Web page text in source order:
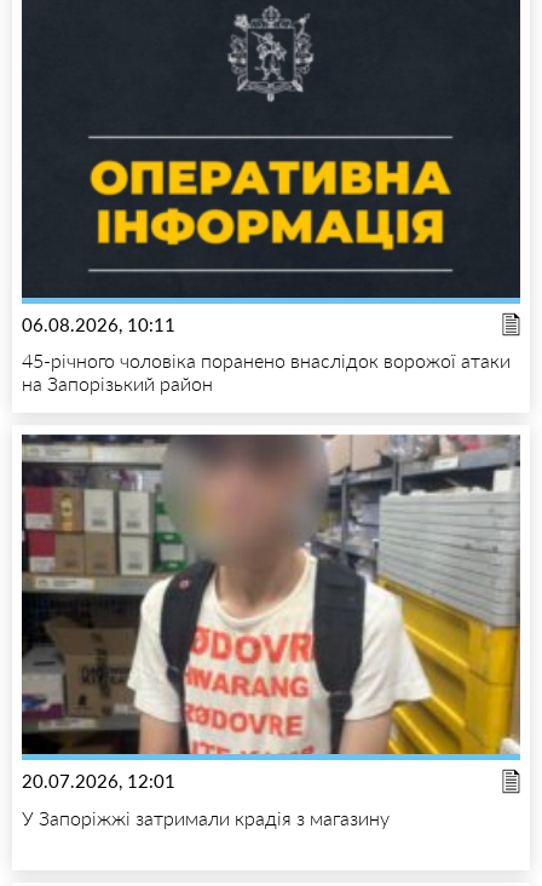
06.08.2026, 10:11
45-річного чоловіка поранено внаслідок ворожої атаки
на Запорізький район
20.07.2026, 12:01
У Запоріжжі затримали крадія з магазину